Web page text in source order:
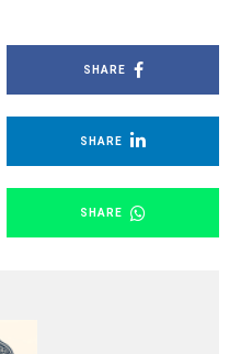
SHARE
SHARE
SHARE